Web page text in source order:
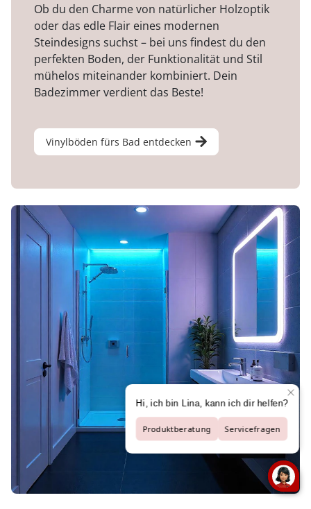
Ob du den Charme von natürlicher Holzoptik
oder das edle Flair eines modernen
Steindesigns suchst – bei uns findest du den
perfekten Boden, der Funktionalität und Stil
mühelos miteinander kombiniert. Dein
Badezimmer verdient das Beste!
Vinylböden fürs Bad entdecken